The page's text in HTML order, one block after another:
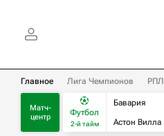
Главное Лига Чемпионов РПЛ
Матч-
центр
Футбол
2-й тайм
Бавария
Астон Вилла